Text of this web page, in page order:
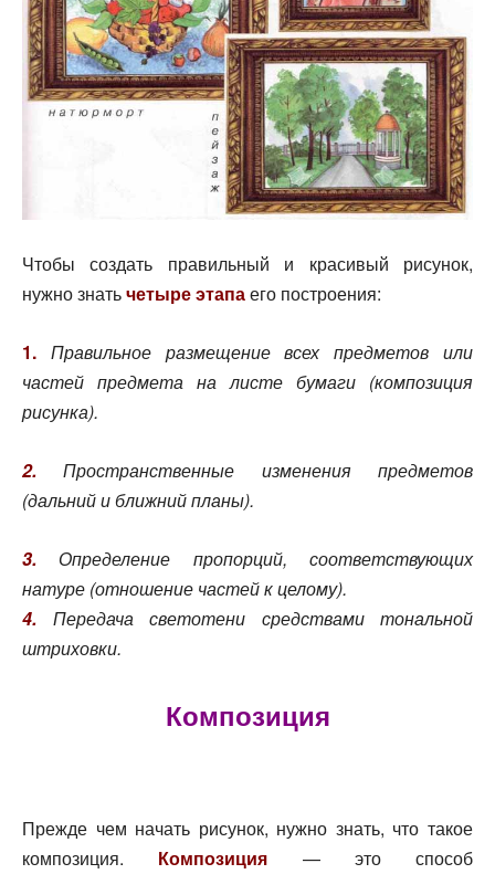
Чтобы создать правильный и красивый рисунок,
нужно знатьчетыре этапаего построения:
1. Правильное размещение всех предметов или
частей предмета на листе бумаги (композиция
рисунка).
2. Пространственные изменения предметов
(дальний и ближний планы).
3. Определение пропорций, соответствующих
натуре (отношение частей к целому).
4. Передача светотени средствами тональной
штриховки.
Композиция
Прежде чем начать рисунок, нужно знать, что такое
композиция. Композиция — это способ